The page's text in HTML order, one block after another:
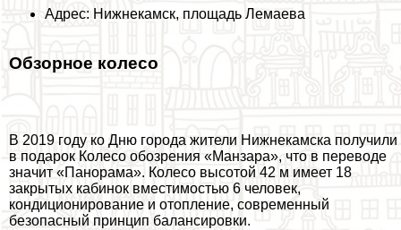
Адрес: Нижнекамск, площадь Лемаева
Обзорное колесо
В 2019 году ко Дню города жители Нижнекамска получили
в подарок Колесо обозрения «Манзара», что в переводе
значит «Панорама». Колесо высотой 42 м имеет 18
закрытых кабинок вместимостью 6 человек,
кондиционирование и отопление, современный
безопасный принцип балансировки.